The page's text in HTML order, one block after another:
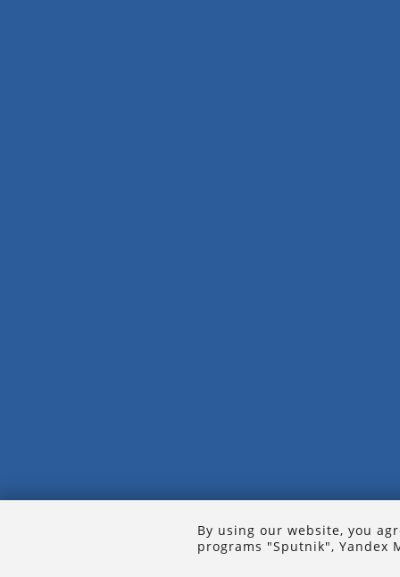
By using our website, you
programs "Sputnik",